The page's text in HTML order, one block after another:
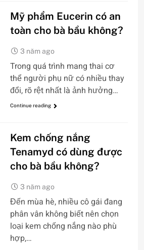
Mỹ phẩm Eucerin có an
toàn cho bà bầu không?
3 năm ago
Trong quá trình mang thai cơ
thể người phụ nữ có nhiều thay
đổi, rõ rệt nhất là ảnh hưởng…
Continue reading
Kem chống nắng
Tenamyd có dùng được
cho bà bầu không?
3 năm ago
Đến mùa hè, nhiều cô gái đang
phân vân không biết nên chọn
loại kem chống nắng nào phù
hợp,…